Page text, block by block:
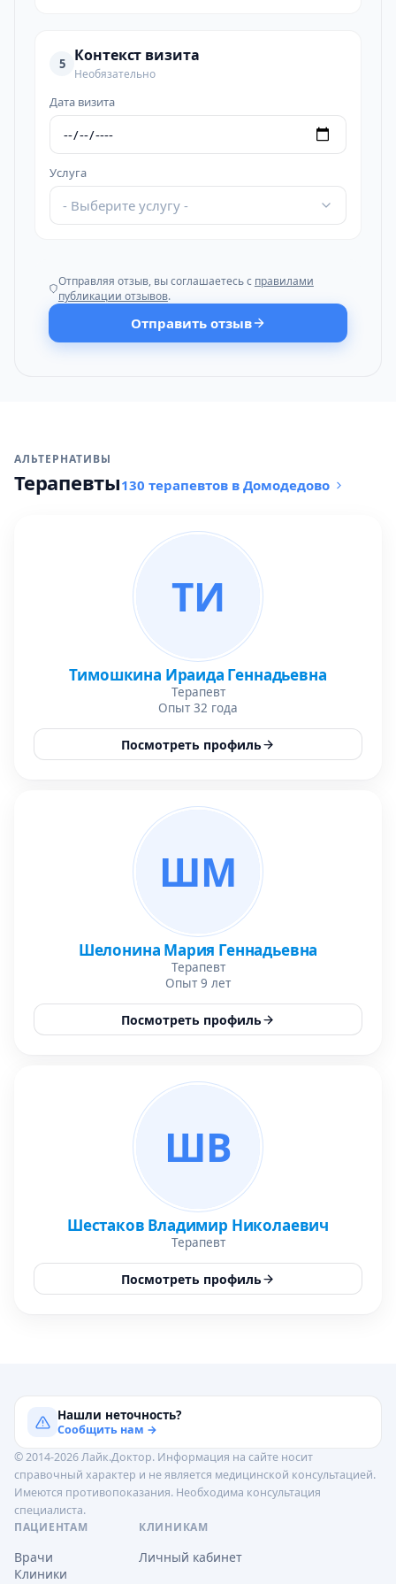
5 Контекст визита
Необязательно
Дата визита
Услуга
- Выберите услугу -
Отправляя отзыв, вы соглашаетесь с правилами
публикации отзывов.
Отправить отзыв
АЛЬТЕРНАТИВЫ
Терапевты130 терапевтов в Домодедово
ТИ
Тимошкина Ираида Геннадьевна
Терапевт
Опыт 32 года
Посмотреть профиль
ШМ
Шелонина Мария Геннадьевна
Терапевт
Опыт 9 лет
Посмотреть профиль
ШВ
Шестаков Владимир Николаевич
Терапевт
Посмотреть профиль
Нашли неточность?
Сообщить нам →
© 2014-2026 Лайк.Доктор. Информация на сайте носит
справочный характер и не является медицинской консультацией.
Имеются противопоказания. Необходима консультация
специалиста.
ПАЦИЕНТАМ
Врачи
Клиники
КЛИНИКАМ
Личный кабинет